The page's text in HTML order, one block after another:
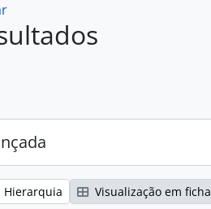
Hierarquia Visualização em ficha